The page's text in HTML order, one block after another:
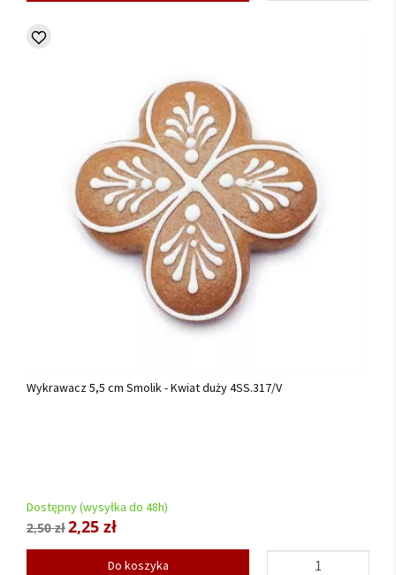
Wykrawacz 5,5 cm Smolik - Kwiat duży 4SS.317/V
Dostępny (wysyłka do 48h)
2,50 zł2,25 zł
Do koszyka